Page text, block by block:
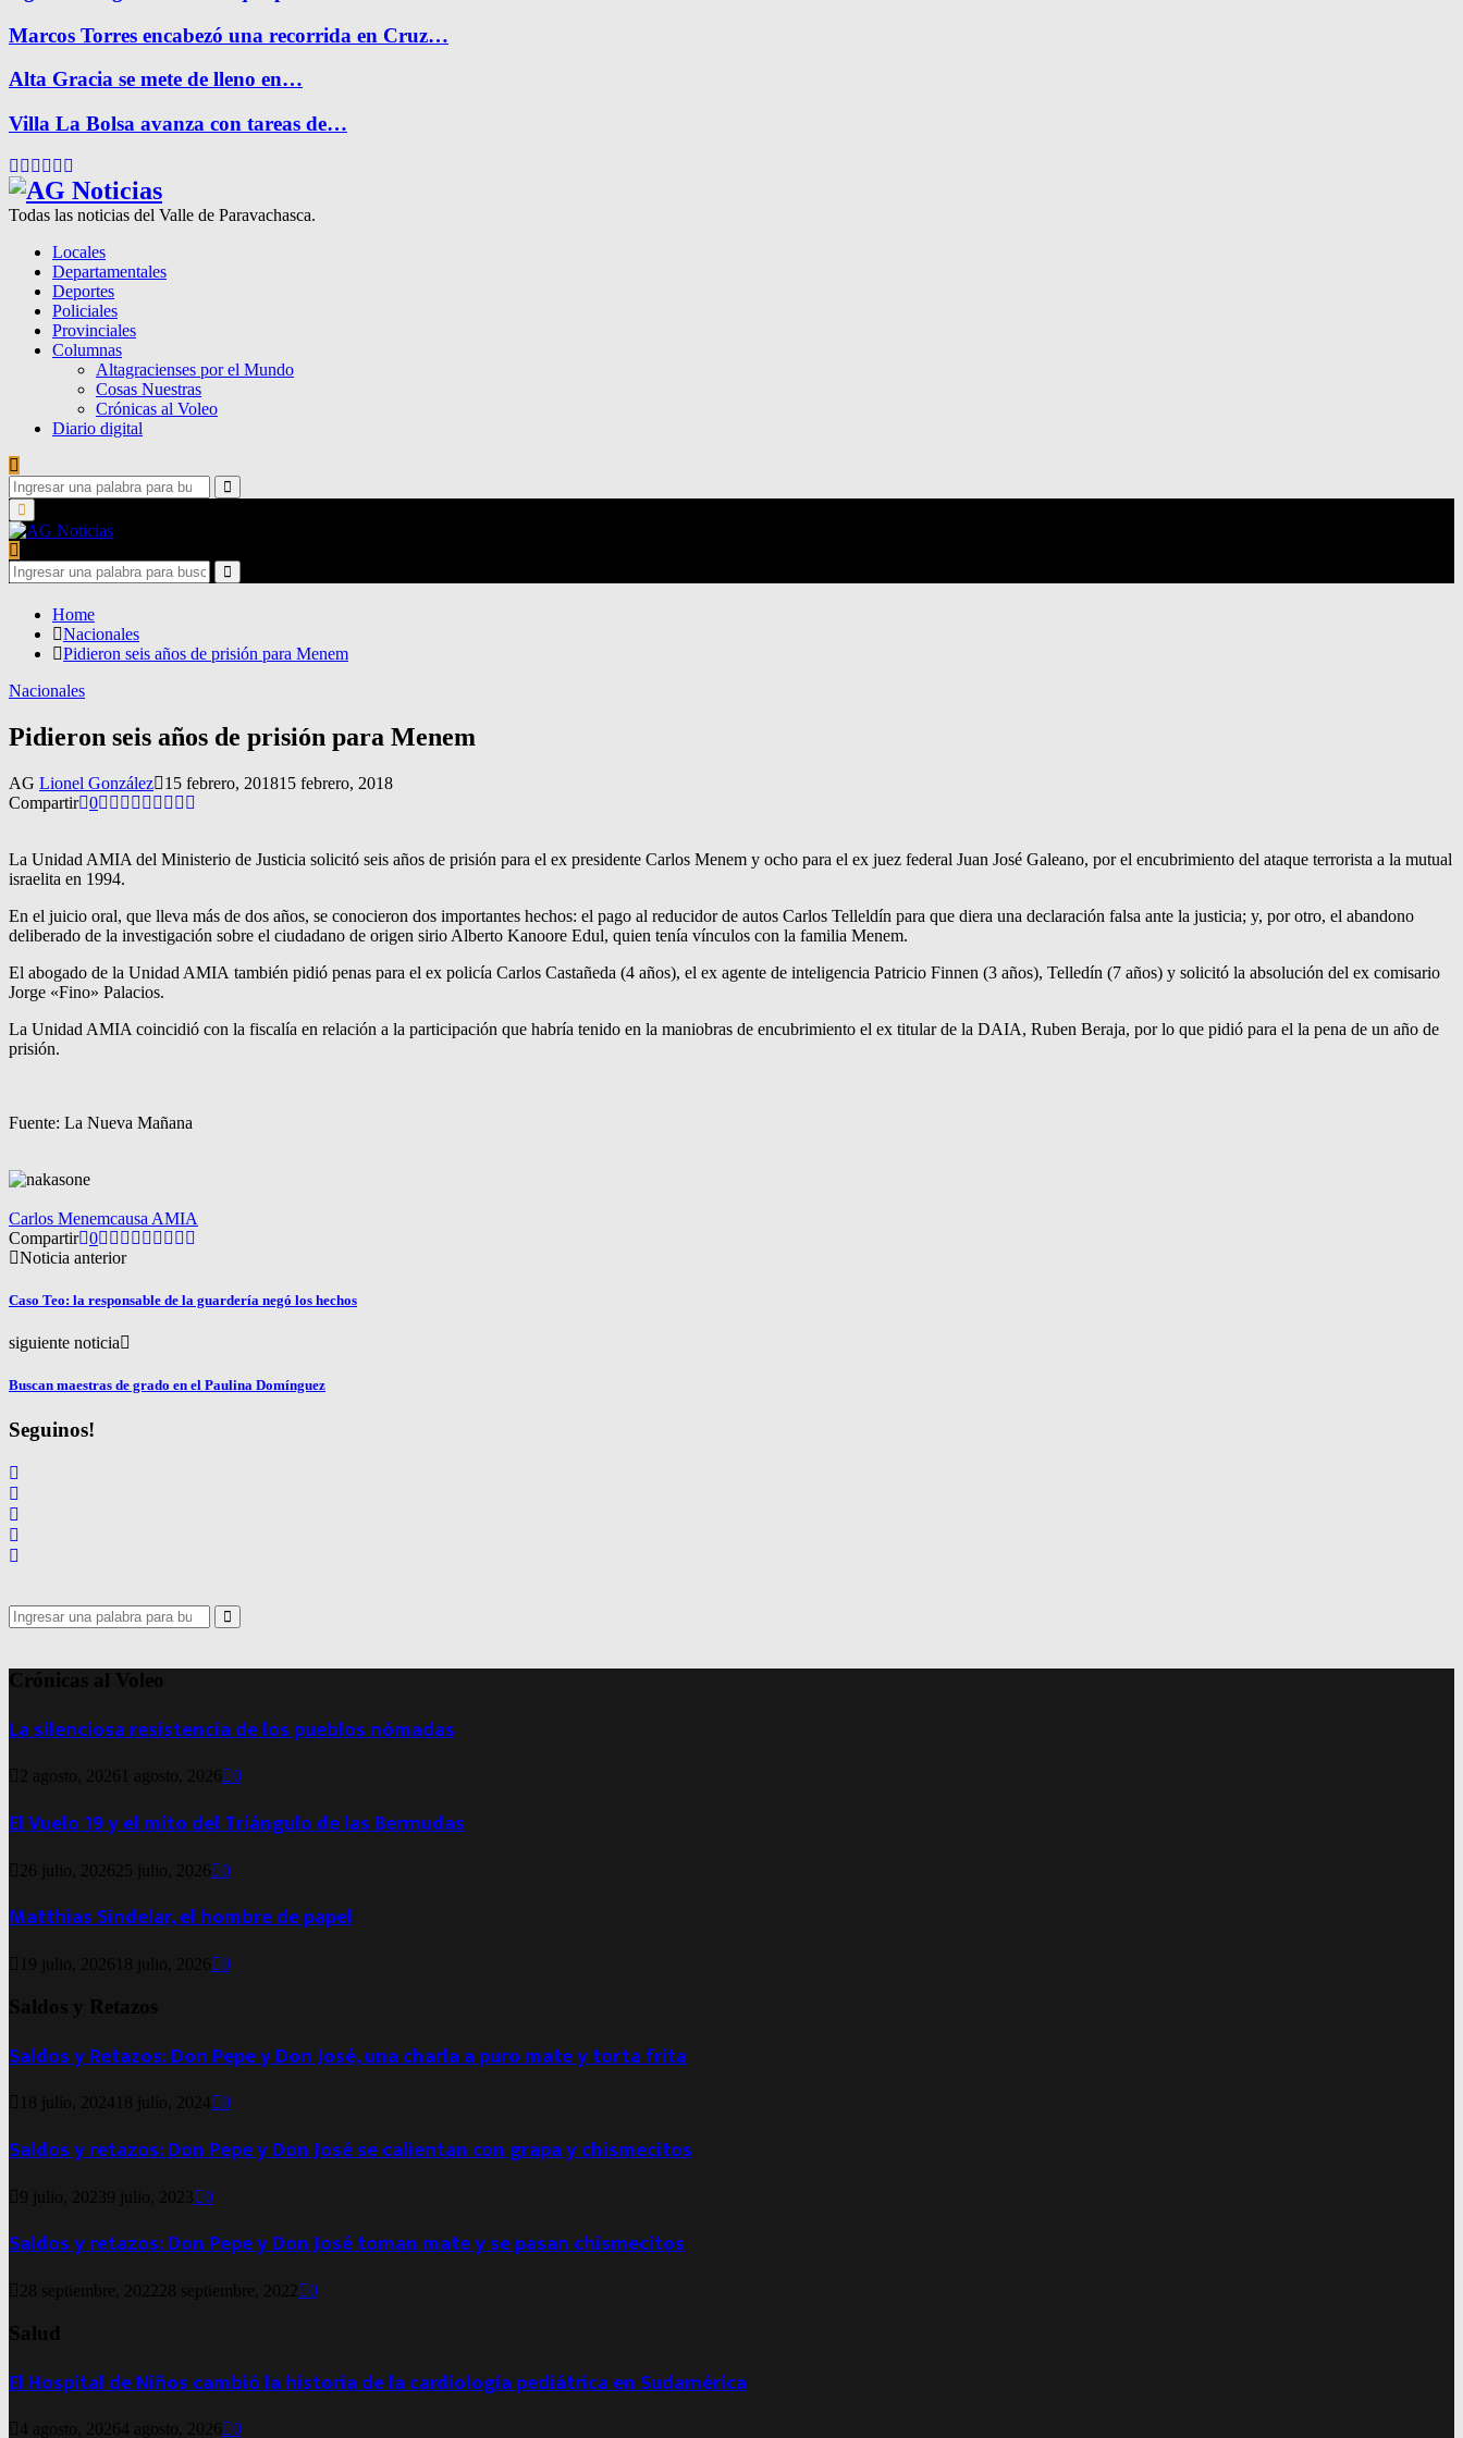
Marcos Torres encabezó una recorrida en Cruz…
Alta Gracia se mete de lleno en…
Villa La Bolsa avanza con tareas de…
Facebook
Twitter
Instagram
Pinterest
Google
Todas las noticias del Valle de Paravachasca.
Locales
Departamentales
Deportes
Policiales
Provinciales
Columnas
Altagracienses por el Mundo
Cosas Nuestras
Crónicas al Voleo
Diario digital
Search
for:
Search
Primary
Menu
Search
for:
Search
Home
Nacionales
Pidieron seis años de prisión para Menem
Nacionales
Pidieron seis años de prisión para Menem
AG Lionel González 15 febrero, 201815 febrero, 2018
Compartir 0
La Unidad AMIA del Ministerio de Justicia solicitó seis años de prisión para el ex presidente Carlos Menem y ocho para el ex juez federal Juan José Galeano, por el encubrimiento del ataque terrorista a la mutual
israelita en 1994.
En el juicio oral, que lleva más de dos años, se conocieron dos importantes hechos: el pago al reducidor de autos Carlos Telleldín para que diera una declaración falsa ante la justicia; y, por otro, el abandono
deliberado de la investigación sobre el ciudadano de origen sirio Alberto Kanoore Edul, quien tenía vínculos con la familia Menem.
El abogado de la Unidad AMIA también pidió penas para el ex policía Carlos Castañeda (4 años), el ex agente de inteligencia Patricio Finnen (3 años), Telledín (7 años) y solicitó la absolución del ex comisario
Jorge «Fino» Palacios.
La Unidad AMIA coincidió con la fiscalía en relación a la participación que habría tenido en la maniobras de encubrimiento el ex titular de la DAIA, Ruben Beraja, por lo que pidió para el la pena de un año de
prisión.
Fuente: La Nueva Mañana
Carlos Menemcausa AMIA
Compartir 0
Noticia anterior
Caso Teo: la responsable de la guardería negó los hechos
siguiente noticia
Buscan maestras de grado en el Paulina Domínguez
Seguinos!
Search
for:
Search
Crónicas al Voleo
La silenciosa resistencia de los pueblos nómadas
2 agosto, 2026 1 agosto, 2026 0
El Vuelo 19 y el mito del Triángulo de las Bermudas
26 julio, 2026 25 julio, 2026 0
Matthias Sindelar, el hombre de papel
19 julio, 2026 18 julio, 2026 0
Saldos y Retazos
Saldos y Retazos: Don Pepe y Don José, una charla a puro mate y torta frita
18 julio, 2024 18 julio, 2024 0
Saldos y retazos: Don Pepe y Don José se calientan con grapa y chismecitos
9 julio, 20239 julio, 2023 0
Saldos y retazos: Don Pepe y Don José toman mate y se pasan chismecitos
28 septiembre, 2022 28 septiembre, 2022 0
Salud
El Hospital de Niños cambió la historia de la cardiología pediátrica en Sudamérica
4 agosto, 20264 agosto, 2026 0